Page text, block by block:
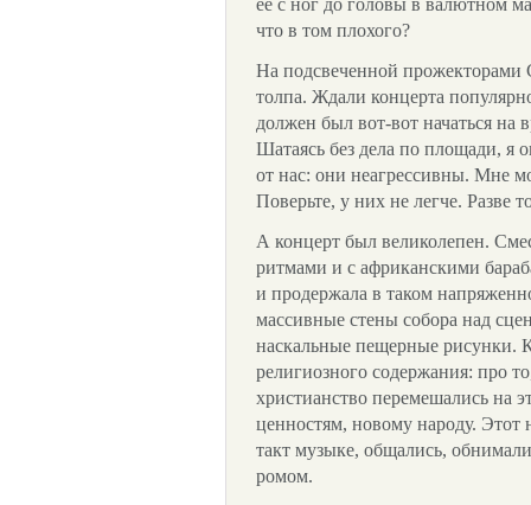
ее с ног до головы в валютном
что в том плохого?
На подсвеченной прожекторами
толпа. Ждали концерта
должен был вот-вот начаться на
Шатаясь без дела по площади, я
от нас: они неагрессивны. Мне
Поверьте, у них не легче. Разве
А концерт был великолепен.
ритмами и с африканскими
и продержала в таком
массивные стены собора над
наскальные пещерные рисунки.
религиозного содержания: про
христианство перемешались на
ценностям, новому народу. Этот
такт музыке, общались,
ромом.